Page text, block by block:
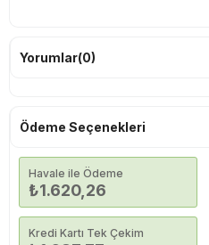
Yorumlar(0)
Ödeme Seçenekleri
Havale ile Ödeme
₺1.620,26
Kredi Kartı Tek Çekim